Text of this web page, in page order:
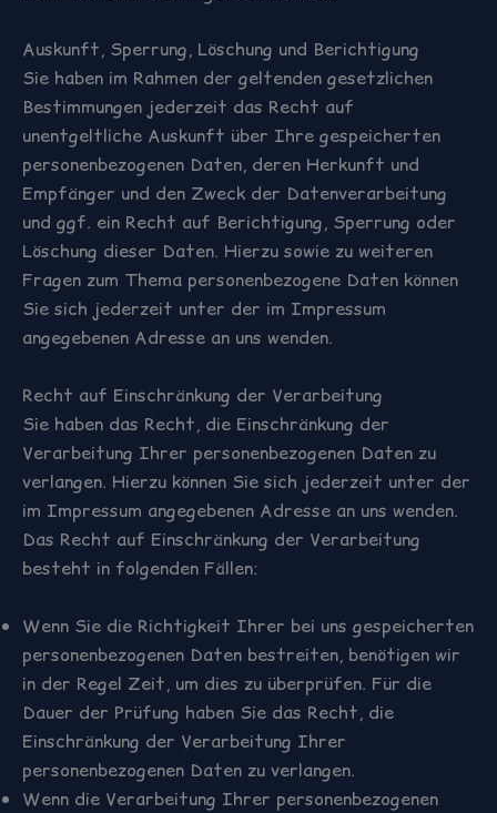
Auskunft, Sperrung, Löschung und Berichtigung
Sie haben im Rahmen der geltenden gesetzlichen
Bestimmungen jederzeit das Recht auf
unentgeltliche Auskunft über Ihre gespeicherten
personenbezogenen Daten, deren Herkunft und
Empfänger und den Zweck der Datenverarbeitung
und ggf. ein Recht auf Berichtigung, Sperrung oder
Löschung dieser Daten. Hierzu sowie zu weiteren
Fragen zum Thema personenbezogene Daten können
Sie sich jederzeit unter der im Impressum
angegebenen Adresse an uns wenden.
Recht auf Einschränkung der Verarbeitung
Sie haben das Recht, die Einschränkung der
Verarbeitung Ihrer personenbezogenen Daten zu
verlangen. Hierzu können Sie sich jederzeit unter der
im Impressum angegebenen Adresse an uns wenden.
Das Recht auf Einschränkung der Verarbeitung
besteht in folgenden Fällen:
Wenn Sie die Richtigkeit Ihrer bei uns gespeicherten
personenbezogenen Daten bestreiten, benötigen wir
in der Regel Zeit, um dies zu überprüfen. Für die
Dauer der Prüfung haben Sie das Recht, die
Einschränkung der Verarbeitung Ihrer
personenbezogenen Daten zu verlangen.
Wenn die Verarbeitung Ihrer personenbezogenen